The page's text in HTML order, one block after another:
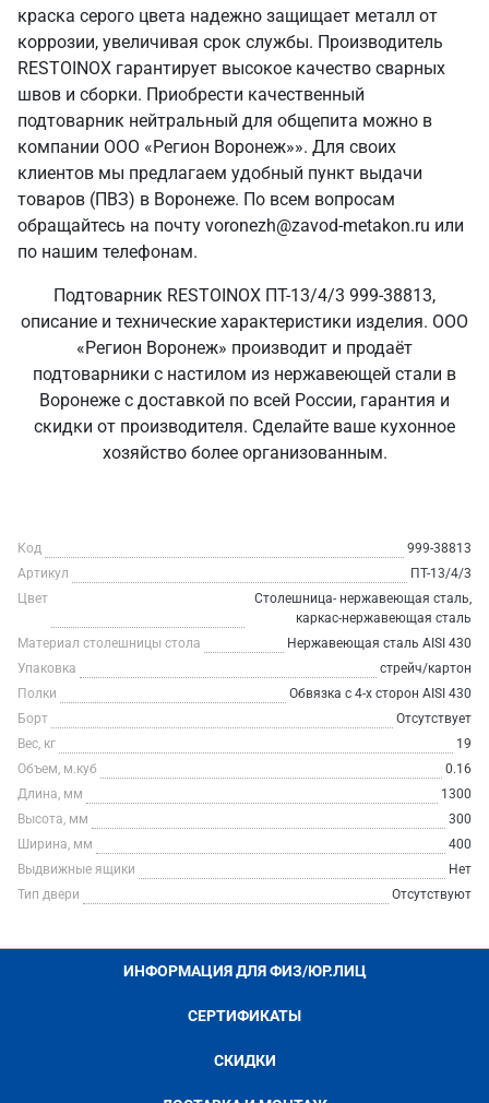
краска серого цвета надежно защищает металл от
коррозии, увеличивая срок службы. Производитель
RESTOINOX гарантирует высокое качество сварных
швов и сборки. Приобрести качественный
подтоварник нейтральный для общепита можно в
компании ООО «Регион Воронеж»». Для своих
клиентов мы предлагаем удобный пункт выдачи
товаров (ПВЗ) в Воронеже. По всем вопросам
обращайтесь на почту voronezh@zavod-metakon.ru или
по нашим телефонам.
Подтоварник RESTOINOX ПТ-13/4/3 999-38813,
описание и технические характеристики изделия. ООО
«Регион Воронеж» производит и продаёт
подтоварники с настилом из нержавеющей стали в
Воронеже с доставкой по всей России, гарантия и
скидки от производителя. Сделайте ваше кухонное
хозяйство более организованным.
Код
999-38813
Артикул
ПТ-13/4/3
Цвет
Столешница- нержавеющая сталь,
каркас-нержавеющая сталь
Материал столешницы стола
Нержавеющая сталь AISI 430
Упаковка
стрейч/картон
Полки
Обвязка с 4-х сторон AISI 430
Борт
Отсутствует
Вес, кг
19
Объем, м.куб
0.16
Длина, мм
1300
Высота, мм
300
Ширина, мм
400
Выдвижные ящики
Нет
Тип двери
Отсутствуют
ИНФОРМАЦИЯ ДЛЯ ФИЗ/ЮР.ЛИЦ
СЕРТИФИКАТЫ
СКИДКИ